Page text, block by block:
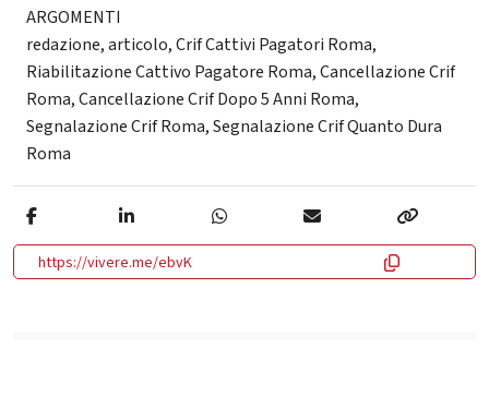
ARGOMENTI
redazione,articolo,Crif Cattivi Pagatori Roma,
Riabilitazione Cattivo Pagatore Roma,Cancellazione Crif
Roma,Cancellazione Crif Dopo 5 Anni Roma,
Segnalazione Crif Roma,Segnalazione Crif Quanto Dura
Roma
https://vivere.me/ebvK